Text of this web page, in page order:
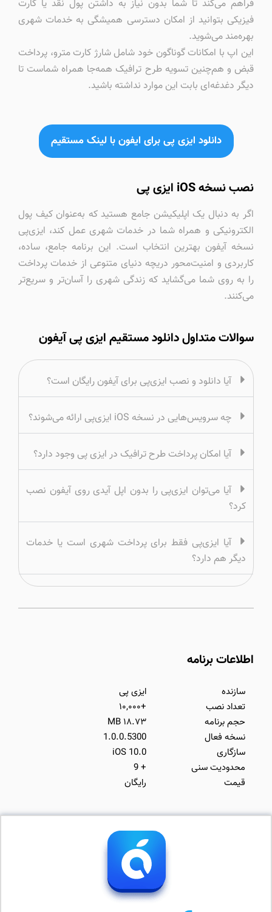
فراهم می‌کند تا شما بدون نیاز به داشتن پول نقد یا کارت
فیزیکی بتوانید از امکان دسترسی همیشگی به خدمات شهری
بهره‌مند می‌شوید.
این اپ با امکانات گوناگون خود شامل شارژ کارت مترو، پرداخت
قبض و هم‌چنین تسویه طرح ترافیک همه‌جا همراه شماست تا
دیگر دغدغه‌ای بابت این موارد نداشته باشید.
دانلود ایزی پی برای ایفون با لینک مستقیم
نصب نسخه iOS ایزی پی
اگر به دنبال یک اپلیکیشن جامع هستید که به‌عنوان کیف پول
الکترونیکی و همراه شما در خدمات شهری عمل کند، ایزی‌پی
نسخه آیفون بهترین انتخاب است. این برنامه جامع، ساده،
کاربردی و امنیت‌محور دریچه دنیای متنوعی از خدمات پرداخت
را به روی شما می‌گشاید که زندگی شهری را آسان‌تر و سریع‌تر
می‌کنند.
سوالات متداول دانلود مستقیم ایزی پی آیفون
آیا دانلود و نصب ایزی‌پی برای آیفون رایگان است؟
چه سرویس‌هایی در نسخه iOS ایزی‌پی ارائه می‌شوند؟
آیا امکان پرداخت طرح ترافیک در ایزی پی وجود دارد؟
آیا می‌توان ایزی‌پی را بدون اپل آیدی روی آیفون نصب
کرد؟
آیا ایزی‌پی فقط برای پرداخت شهری است یا خدمات
دیگر هم دارد؟
اطلاعات برنامه
ایزی پی
+۱۰,۰۰۰
۱۸.۷۳ MB
1.0.0.5300
iOS 10.0
+ 9
رایگان
سازنده
تعداد نصب
حجم برنامه
نسخه فعال
سازگاری
محدودیت سنی
قیمت